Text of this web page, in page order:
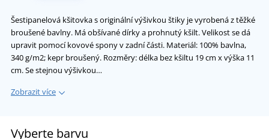
Šestipanelová kšitovka s originální výšivkou štiky je vyrobená z těžké
broušené bavlny. Má obšívané dírky a prohnutý kšilt. Velikost se dá
upravit pomocí kovové spony v zadní části. Materiál: 100% bavlna,
340 g/m2; kepr broušený. Rozměry: délka bez kšiltu 19 cm x výška 11
cm. Se stejnou výšivkou…
Zobrazit více
Vyberte barvu